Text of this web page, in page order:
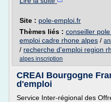
Site : pole-emploi.fr
Thèmes liés : conseiller
emploi cadre rhone alpes /
/ recherche d'emploi region
alpes inscription
CREAI Bourgogne
d'emploi
Service Inter-régional des